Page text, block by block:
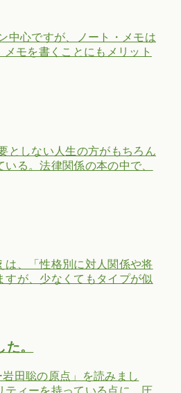
中心ですが、ノート・メモは
モを書くことにもメリット
としない人生の方がもちろん
る。法律関係の本の中で、
は、「性格別に対人関係や将
が、少なくてもタイプが似
。
田聡の原点」を読みまし
ティーを持っている点に、圧